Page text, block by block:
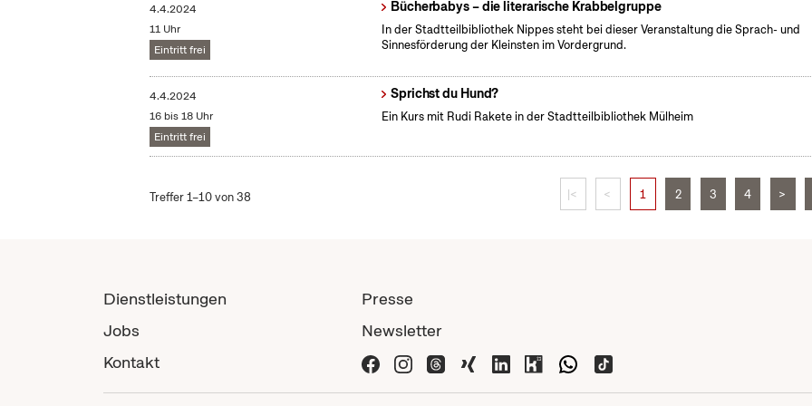
4.4.2024
11 Uhr
Eintritt frei
Bücherbabys – die literarische Krabbelgruppe
In der Stadtteilbibliothek Nippes steht bei dieser Veranstaltung die Sprach- und
Sinnesförderung der Kleinsten im Vordergrund.
4.4.2024
16 bis 18 Uhr
Eintritt frei
Sprichst du Hund?
Ein Kurs mit Rudi Rakete in der Stadtteilbibliothek Mülheim
Treffer 1–10 von 38 |< < 1 2 3 4 >
Dienstleistungen
Jobs
Kontakt
Presse
Newsletter